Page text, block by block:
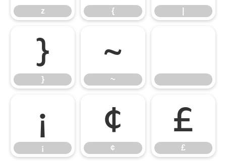
z {
}
}
~
~
¡
¡
¢
¢
£
£